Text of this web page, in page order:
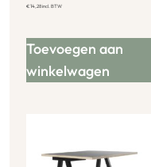
€14,28incl. BTW
Toevoegen aan
winkelwagen